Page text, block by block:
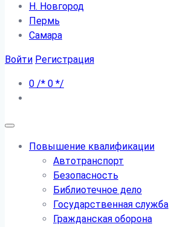
Н. Новгород
Пермь
Самара
Войти Регистрация
0 /* 0 */
Повышение квалификации
Автотранспорт
Безопасность
Библиотечное дело
Государственная служба
Гражданская оборона